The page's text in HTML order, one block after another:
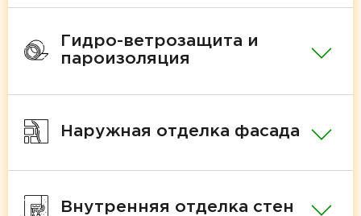
Гидро-ветрозащита и
пароизоляция
Наружная отделка фасада
Внутренняя отделка стен